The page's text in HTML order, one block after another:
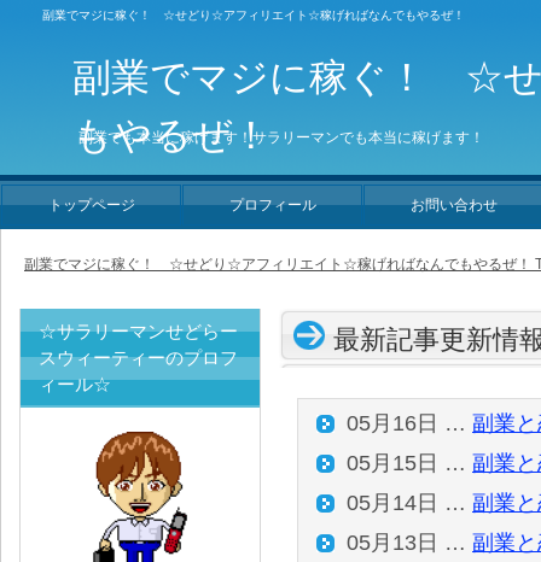
副業でマジに稼ぐ！ ☆せどり☆アフィリエイト☆稼げればなんでもやるぜ！
最新記事更新情
05月16日 … 副業
05月15日 … 副業
05月14日 … 副業
05月13日 … 副業
☆サラリーマンせどらー
スウィーティーのプロフ
ィール☆
副業でマジに稼ぐ！ ☆せどり☆アフィリエイト☆稼げればなんでもやるぜ！
副業でマジに稼ぐ！ ☆
もやるぜ！
副業でも本当に稼げます！サラリーマンでも本当に稼げます！
トップページ プロフィール お問い合わせ